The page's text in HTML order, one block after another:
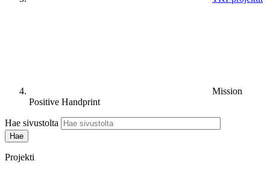
Mission
Positive Handprint
Hae sivustolta
Projekti